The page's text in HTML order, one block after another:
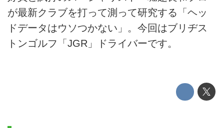
が最新クラブを打って測って研究する「ヘッ
ドデータはウソつかない」。今回はブリヂス
トンゴルフ「JGR」ドライバーです。